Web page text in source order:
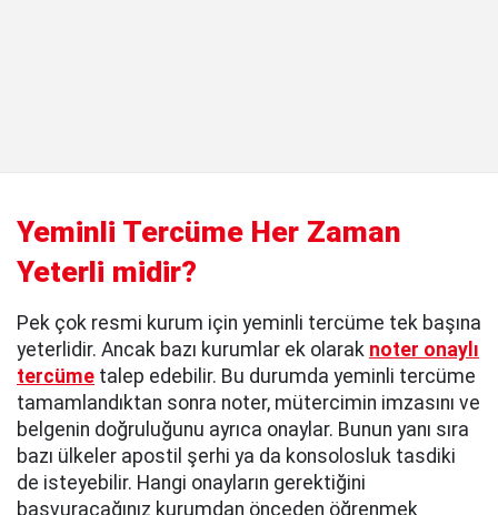
Yeminli Tercüme Her Zaman
Yeterli midir?
Pek çok resmi kurum için yeminli tercüme tek başına
yeterlidir. Ancak bazı kurumlar ek olarak noter onaylı
tercüme talep edebilir. Bu durumda yeminli tercüme
tamamlandıktan sonra noter, mütercimin imzasını ve
belgenin doğruluğunu ayrıca onaylar. Bunun yanı sıra
bazı ülkeler apostil şerhi ya da konsolosluk tasdiki
de isteyebilir. Hangi onayların gerektiğini
başvuracağınız kurumdan önceden öğrenmek